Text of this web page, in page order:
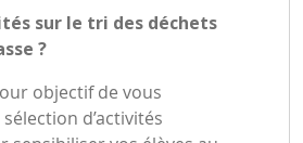
sur le tri des déchets
?
objectif de vous
d’activités